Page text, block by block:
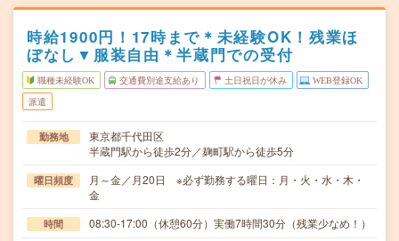
時給1900円！17時まで＊未経験OK！残業ほ
ぼなし▼服装自由＊半蔵門での受付
職種未経験OK 交通費別途支給あり 土日祝日が休み WEB登録OK
派遣
勤務地
東京都千代田区
半蔵門駅から徒歩2分／麹町駅から徒歩5分
曜日頻度
月～金／月20日 ※必ず勤務する曜日：月・火・水・木・
金
時間 08:30-17:00（休憩60分）実働7時間30分（残業少なめ！）